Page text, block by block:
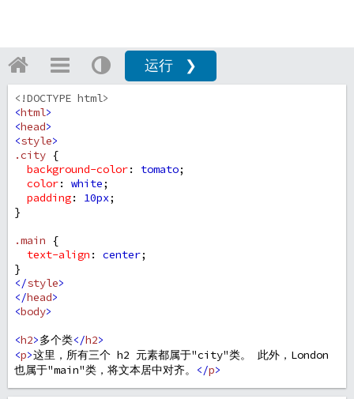
运行 ❯
<!DOCTYPE html>
<html>
<head>
<style>
.city {
background-color: tomato;
color: white;
padding: 10px;
.main {
text-align : center;
}
</style>
</head>
<body>
<h2>多个类</h2>
<p>这里，所有三个 h2 元素都属于"city"类。 此外，London
也属于"main"类，将文本居中对齐。
</p>